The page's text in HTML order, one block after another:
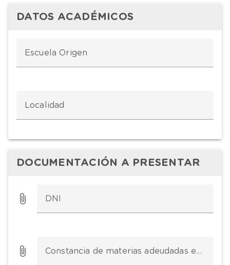
DATOS ACADÉMICOS
Escuela Origen
Localidad
DOCUMENTACIÓN A PRESENTAR
DNI
Constancia de materias adeudadas emitidas por la escuela de origen